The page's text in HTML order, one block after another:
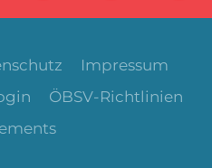
Impressum
ÖBSV-Richtlinien